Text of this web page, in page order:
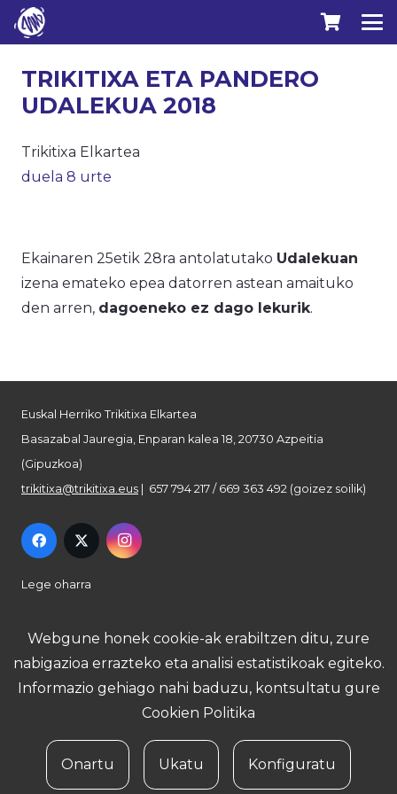
TRIKITIXA ETA PANDERO
UDALEKUA 2018
Trikitixa Elkartea
duela 8 urte
Ekainaren 25etik 28ra antolatutako Udalekuan
izena emateko epea datorren astean amaituko
den arren, dagoeneko ez dago lekurik.
Euskal Herriko Trikitixa Elkartea
Basazabal Jauregia, Enparan kalea 18, 20730 Azpeitia
(Gipuzkoa)
trikitixa@trikitixa.eus | 657 794 217 / 669 363 492 (goizez soilik)
Lege oharra
Pribatutasun politika
Webgune honek cookie-ak erabiltzen ditu, zure
nabigazioa errazteko eta analisi estatistikoak egiteko.
Informazio gehiago nahi baduzu, kontsultatu gure
Cookien Politika
Onartu Ukatu Konfiguratu